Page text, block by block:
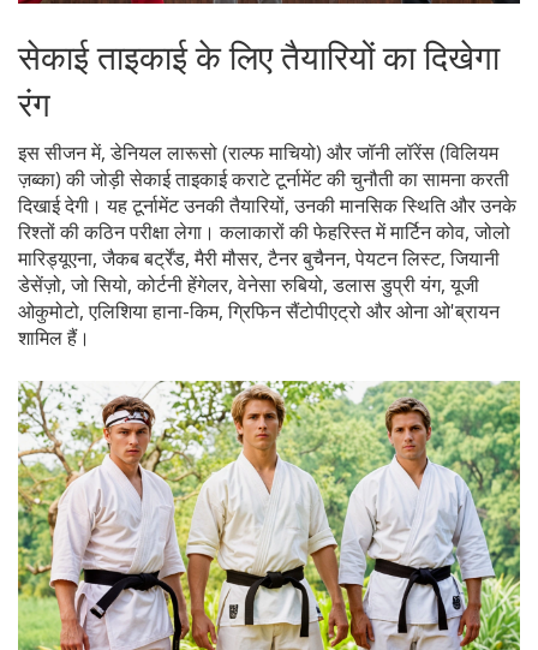
सेकाई ताइकाई के लिए तैयारियों का दिखेगा
रंग
इस सीजन में, डेनियल लारूसो (राल्फ माचियो) और जॉनी लॉरेंस (विलियम
ज़ब्का) की जोड़ी सेकाई ताइकाई कराटे टूर्नामेंट की चुनौती का सामना करती
दिखाई देगी। यह टूर्नामेंट उनकी तैयारियों, उनकी मानसिक स्थिति और उनके
रिश्तों की कठिन परीक्षा लेगा। कलाकारों की फेहरिस्त में मार्टिन कोव, जोलो
मारिड्यूएना, जैकब बर्ट्रेंड, मैरी मौसर, टैनर बुचैनन, पेयटन लिस्ट, जियानी
डेसेंज़ो, जो सियो, कोर्टनी हेंगेलर, वेनेसा रुबियो, डलास डुप्री यंग, यूजी
ओकुमोटो, एलिशिया हाना-किम, ग्रिफिन सैंटोपीएट्रो और ओना ओ'ब्रायन
शामिल हैं।